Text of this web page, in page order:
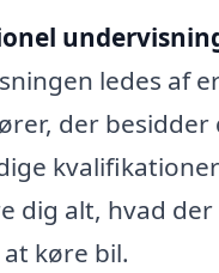
ledes af
der besidder
dig alt, hvad
køre bil.